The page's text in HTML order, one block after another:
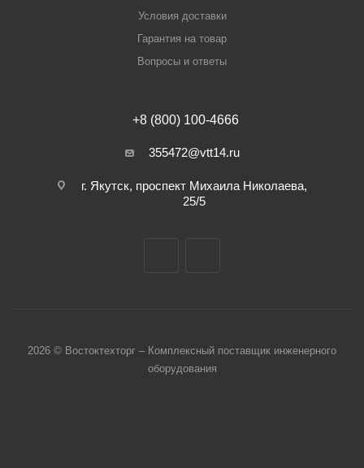
Условия доставки
Гарантия на товар
Вопросы и ответы
+8 (800) 100-4666
355472@vtt14.ru
г. Якутск, проспект Михаила Николаева,
25/5
2026 © Востоктехторг – Комплексный поставщик инженерного
оборудования